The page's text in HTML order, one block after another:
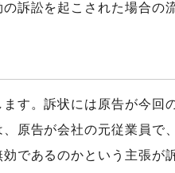
訴訟を起こされた場合の
ます。訴状には原告が今
原告が会社の元従業員で
であるのかという主張が